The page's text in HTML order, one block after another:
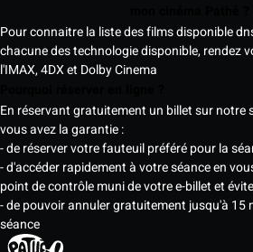
Pour connaitre la liste des films disponible
chacune des technologie disponible, rendez
l'IMAX, 4DX et Dolby Cinema
En réservant gratuitement un billet sur notre
vous avez la garantie :
- de réserver votre fauteuil préféré pour la
- d'accéder rapidement à votre séance en
point de contrôle muni de votre e-billet et
- de pouvoir annuler gratuitement jusqu'à 15
séance